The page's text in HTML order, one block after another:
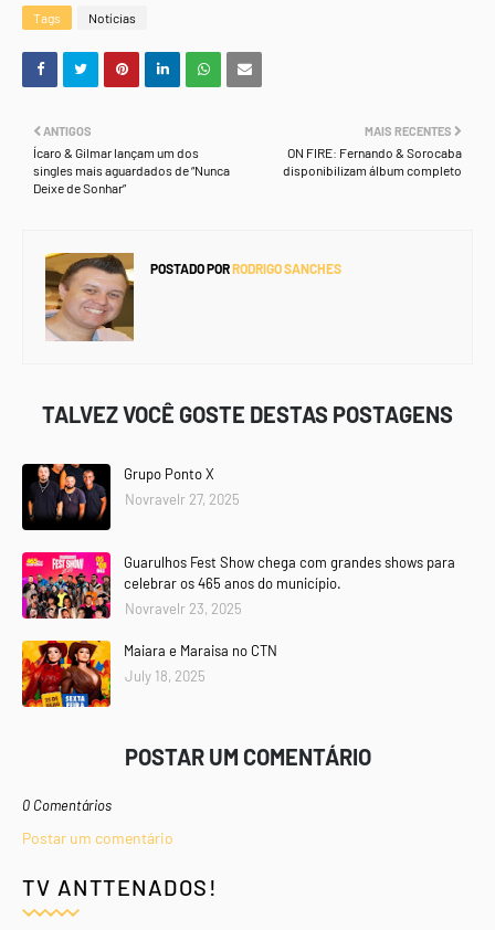
Tags Notícias
MAIS RECENTES
ON FIRE: Fernando & Sorocaba
disponibilizam álbum completo
ANTIGOS
Ícaro & Gilmar lançam um dos
singles mais aguardados de “Nunca
Deixe de Sonhar”
POSTADO PORRODRIGO SANCHES
TALVEZ VOCÊ GOSTE DESTAS POSTAGENS
Grupo Ponto X
Novravelr 27, 2025
Guarulhos Fest Show chega com grandes shows para
celebrar os 465 anos do município.
Novravelr 23, 2025
Maiara e Maraisa no CTN
July 18, 2025
POSTAR UM COMENTÁRIO
0 Comentários
Postar um comentário
TV ANTTENADOS!